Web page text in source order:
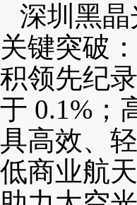
深圳黑
关键突破
积领先纪
于 0.1%；
具高效、
低商业航